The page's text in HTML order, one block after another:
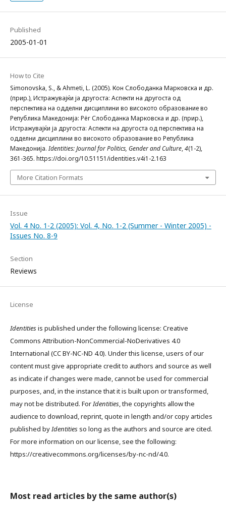
Published
2005-01-01
How to Cite
Simonovska, S., & Ahmeti, L. (2005). Кон Слободанка Марковска и др.
(прир.), Истражувајќи ја другоста: Аспекти на другоста од
перспектива на одделни дисциплини во високото образование во
Република Македонија: Për Слободанка Марковска и др. (прир.),
Истражувајќи ја другоста: Аспекти на другоста од перспектива на
одделни дисциплини во високото образование во Република
Македонија.Identities: Journal for Politics, Gender and Culture,4(1-2),
361-365. https://doi.org/10.51151/identities.v4i1-2.163
More Citation Formats
Issue
Vol. 4 No. 1-2 (2005): Vol. 4, No. 1-2 (Summer - Winter 2005) -
Issues No. 8-9
Section
Reviews
License
Identitiesis published under the following license: Creative
Commons Attribution-NonCommercial-NoDerivatives 4.0
International (CC BY-NC-ND 4.0). Under this license, users of our
content must give appropriate credit to authors and source as well
as indicate if changes were made, cannot be used for commercial
purposes, and, in the instance that it is built upon or transformed,
may not be distributed. For Identities , the copyrights allow the
audience to download, reprint, quote in length and/or copy articles
published by Identitiesso long as the authors and source are cited.
For more information on our license, see the following:
https://creativecommons.org/licenses/by-nc-nd/4.0.
Most read articles by the same author(s)